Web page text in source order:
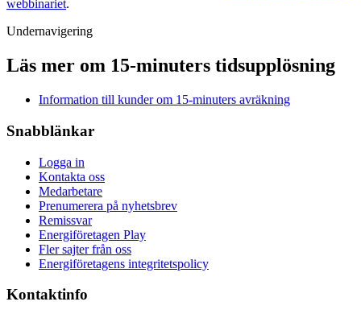
webbinariet.
Undernavigering
Läs mer om 15-minuters tidsupplösning
Information till kunder om 15-minuters avräkning
Snabblänkar
Logga in
Kontakta oss
Medarbetare
Prenumerera på nyhetsbrev
Remissvar
Energiföretagen Play
Fler sajter från oss
Energiföretagens integritetspolicy
Kontaktinfo